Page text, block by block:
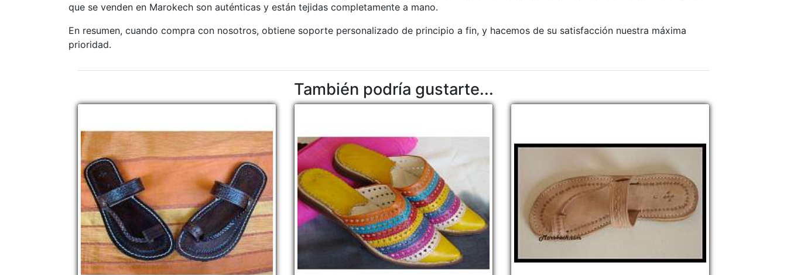
que se venden en Marokech son auténticas y están tejidas completamente a mano.
En resumen, cuando compra con nosotros, obtiene soporte personalizado de principio a fin, y hacemos de su satisfacción nuestra máxima
prioridad.
También podría gustarte...